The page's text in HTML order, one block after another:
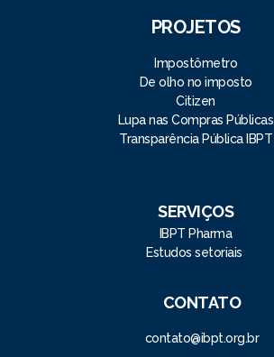
PROJETOS
Impostômetro
De olho no imposto
Citizen
Lupa nas Compras Públicas
Transparência Pública IBPT
SERVIÇOS
IBPT Pharma
Estudos setoriais
CONTATO
contato@ibpt.org.br